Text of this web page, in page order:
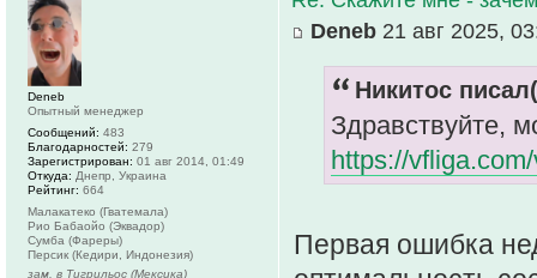
Deneb 21 авг 2025,
Никитос
Здравствуйте,
https://
Первая ошибка
Deneb
Опытный менеджер
Сообщений: 483
Благодарностей: 279
Зарегистрирован: 01 авг 2014, 01:49
Откуда: Днепр, Украина
Рейтинг: 664
Малакатеко (Гватемала)
Рио Бабаойо (Эквадор)
Сумба (Фареры)
Персик (Кедири, Индонезия)
зам. в Тигрильос (Мексика)